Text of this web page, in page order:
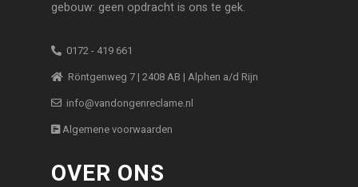
gebouw: geen opdracht is ons te gek.
0172 - 419 661
Röntgenweg 7 | 2408 AB | Alphen a/d Rijn
info@vandongenreclame.nl
Algemene voorwaarden
OVER ONS